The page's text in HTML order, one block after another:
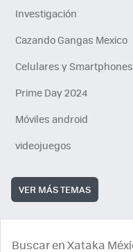
Investigación
Cazando Gangas Mexico
Celulares y Smartphones
Prime Day 2024
Móviles android
videojuegos
VER MÁS TEMAS